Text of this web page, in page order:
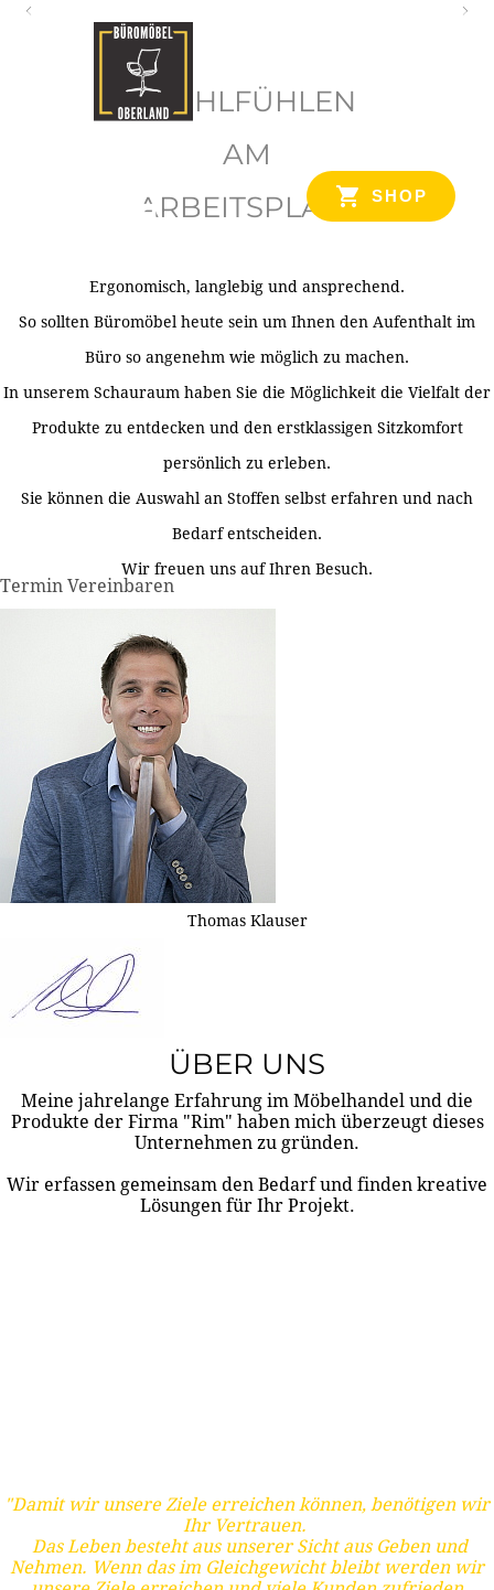
SHOP
WOHLFÜHLEN
AM
ARBEITSPLATZ
Ergonomisch, langlebig und ansprechend.
So sollten Büromöbel heute sein um Ihnen den Aufenthalt im
Büro so angenehm wie möglich zu machen.
In unserem Schauraum haben Sie die Möglichkeit die Vielfalt der
Produkte zu entdecken und den erstklassigen Sitzkomfort
persönlich zu erleben.
Sie können die Auswahl an Stoffen selbst erfahren und nach
Bedarf entscheiden.
Wir freuen uns auf Ihren Besuch.
Termin Vereinbaren
Thomas Klauser
ÜBER UNS
Meine jahrelange Erfahrung im Möbelhandel und die
Produkte der Firma "Rim" haben mich überzeugt dieses
Unternehmen zu gründen.
Wir erfassen gemeinsam den Bedarf und finden kreative
Lösungen für Ihr Projekt.
"Damit wir unsere Ziele erreichen können, benötigen wir
Ihr Vertrauen.
Das Leben besteht aus unserer Sicht aus Geben und
Nehmen. Wenn das im Gleichgewicht bleibt werden wir